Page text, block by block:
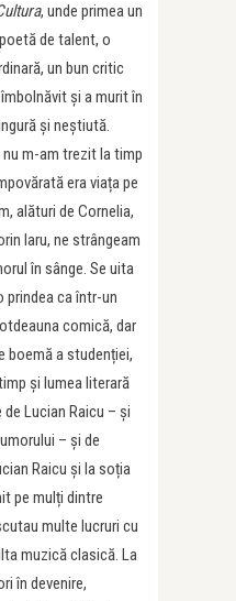
, unde primea un
de talent, o
un bun critic
și a murit în
și neștiută.
m-am trezit la timp
era viața pe
alături de Cornelia,
Iaru, ne strângeam
în sânge. Se uita
prindea ca într-un
comică, dar
boemă a studenției,
și lumea literară
Lucian Raicu – și
– și de
Raicu și la soția
pe mulți dintre
multe lucruri cu
muzică clasică. La
în devenire,